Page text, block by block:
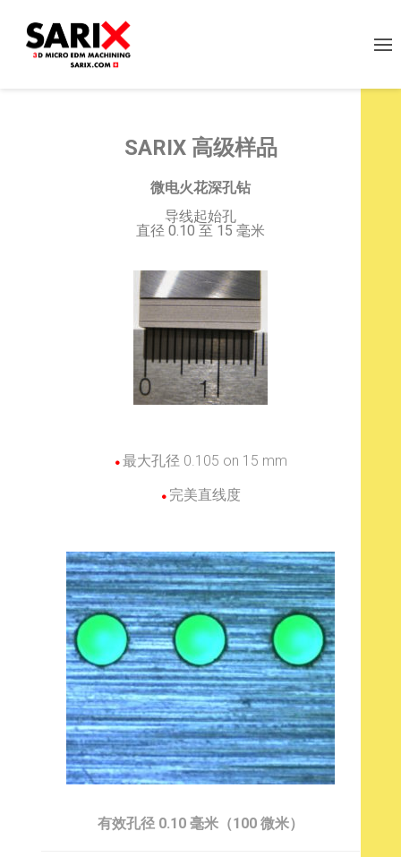
SARIX 高级样品
微电火花深孔钻
导线起始孔
直径 0.10 至 15 毫米
● 最大孔径 0.105 on 15 mm
● 完美直线度
有效孔径 0.10 毫米（100 微米）